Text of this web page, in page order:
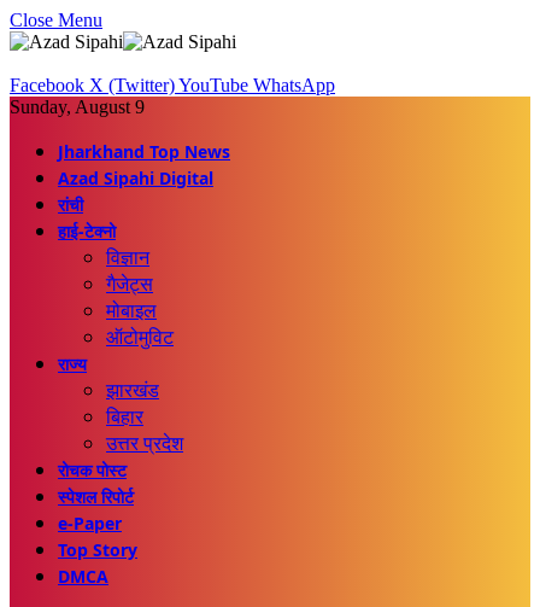
Close Menu
Facebook X (Twitter)YouTube WhatsApp
Sunday, August 9
Jharkhand Top News
Azad Sipahi Digital
रांची
हाई-टेक्नो
विज्ञान
गैजेट्स
मोबाइल
ऑटोमुविट
राज्य
झारखंड
बिहार
उत्तर प्रदेश
रोचक पोस्ट
स्पेशल रिपोर्ट
e-Paper
Top Story
DMCA